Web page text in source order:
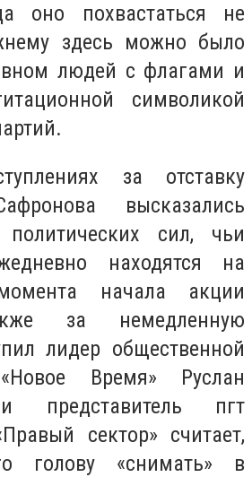
оно похвастаться не
здесь можно было
людей с флагами и
символикой
за отставку
высказались
политических сил, чьи
находятся на
начала акции
за немедленную
лидер общественной
Время» Руслан
представитель пгт
сектор» считает,
голову «снимать» в